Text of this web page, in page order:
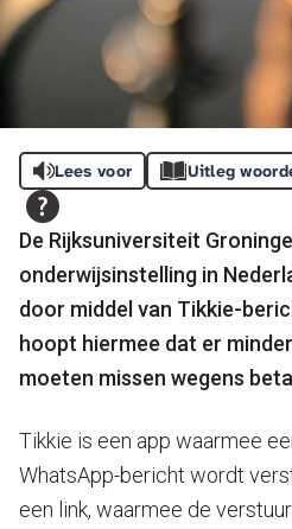
Lees voor Uitleg
De Rijksuniversiteit
onderwijsinstelling in
door middel van Tikkie-
hoopt hiermee dat er
moeten missen wegens
Tikkie is een app waarmee
WhatsApp-bericht wordt
een link, waarmee de